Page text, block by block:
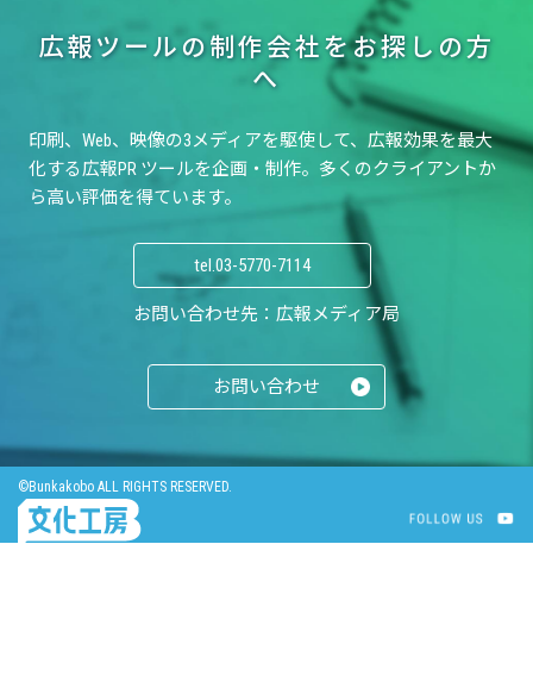
広報ツールの制作会社をお探しの方
へ
印刷、Web、映像の3メディアを駆使して、 広報効果を最大
化する広報PR ツールを企画・制作。 多くのクライアントか
ら高い評価を得ています。
tel.03-5770-7114
お問い合わせ先：広報メディア局
お問い合わせ
©Bunkakobo ALL RIGHTS RESERVED.